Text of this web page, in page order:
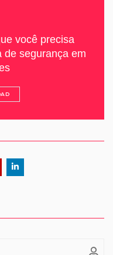
você precisa
de segurança em